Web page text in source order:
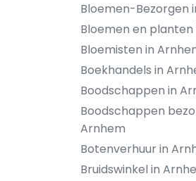
Bloemen-Bezorgen
Bloemen en
Bloemisten in
Boekhandels in
Boodschappen in
Boodschappen
Arnhem
Botenverhuur in
Bruidswinkel in